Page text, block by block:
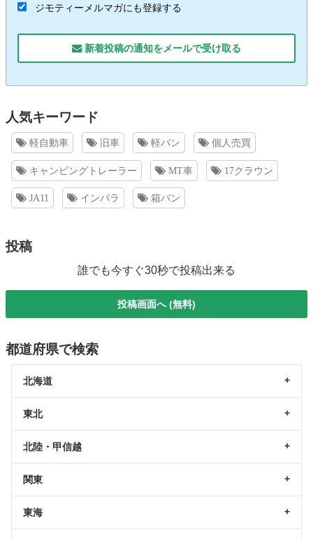
ジモティーメルマガにも登録する
新着投稿の通知をメールで受け取る
人気キーワード
軽自動車 旧車 軽バン 個人売買
キャンピングトレーラー MT車 17クラウン
JA11 インパラ 箱バン
投稿
誰でも今すぐ30秒で投稿出来る
投稿画面へ (無料)
都道府県で検索
北海道
東北
北陸・甲信越
関東
東海